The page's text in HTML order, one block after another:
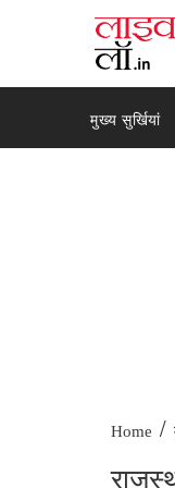
मुख्य सुर्खियां
Home /